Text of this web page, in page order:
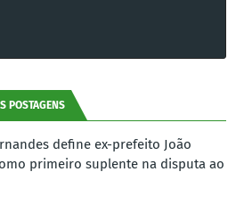
POSTAGENS
define ex-prefeito João
primeiro suplente na disputa ao